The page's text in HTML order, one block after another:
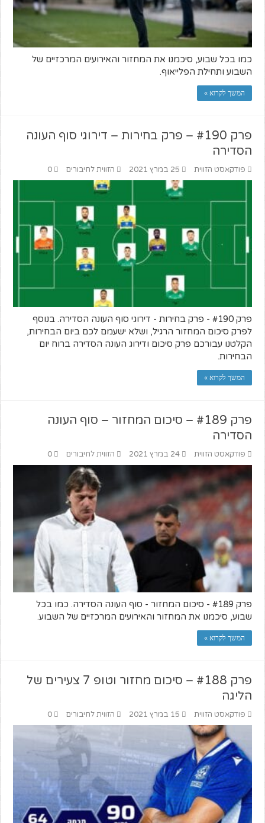
כמו בכל שבוע, סיכמנו את המחזור והאירועים המרכזיים של
השבוע ותחילת הפלייאוף.
המשך לקרוא »
פרק #190 – פרק בחירות – דירוגי סוף העונה
הסדירה
פודקאסט הזווית 25 במרץ 2021 הזווית לחיבורים 0
פרק #190 - פרק בחירות - דירוגי סוף העונה הסדירה. בנוסף
לפרק סיכום המחזור הרגיל, ושלא ישעמם לכם ביום הבחירות,
הקלטנו עבורכם פרק סיכום ודירוג העונה הסדירה ברוח יום
הבחירות.
המשך לקרוא »
פרק #189 – סיכום המחזור – סוף העונה
הסדירה
פודקאסט הזווית 24 במרץ 2021 הזווית לחיבורים 0
פרק #189 - סיכום המחזור - סוף העונה הסדירה. כמו בכל
שבוע, סיכמנו את המחזור והאירועים המרכזיים של השבוע.
המשך לקרוא »
פרק #188 – סיכום מחזור וטופ 7 צעירים של
הליגה
פודקאסט הזווית 15 במרץ 2021 הזווית לחיבורים 0